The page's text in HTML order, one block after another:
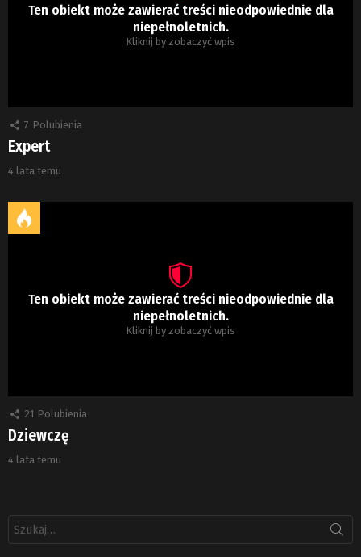
Ten obiekt może zawierać treści nieodpowiednie dla
niepełnoletnich.
Kliknij by zobaczyć wpis
7 Polubienia
Expert
4 lata temu
Ten obiekt może zawierać treści nieodpowiednie dla
niepełnoletnich.
Kliknij by zobaczyć wpis
21 Polubienia
Dziewczę
4 lata temu